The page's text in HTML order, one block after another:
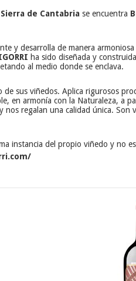
Sierra de Cantabria se encuentra
y desarrolla de manera
ha sido diseñada y
al medio donde se enclava.
de sus viñedos. Aplica rigurosos
en armonía con la Naturaleza, a
regalan una calidad única.
instancia del propio viñedo y no